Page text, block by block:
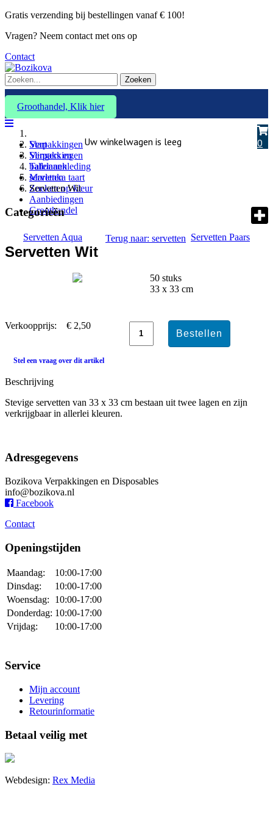
Gratis verzending bij bestellingen vanaf € 100!
Vragen? Neem contact met ons op
Contact
Zoeken
Groothandel, Klik hier
0
Uw winkelwagen is leeg
Verpakkingen
Slingers en
ballonnen
Marlenka taart
Zoeken op kleur
Aanbiedingen
Groothandel
Start
Verpakkingen
Tafelaankleding
servetten
Servetten Wit
Categorieën
Servetten Aqua Servetten Paars
Terug naar: servetten
Servetten Wit
50 stuks
33 x 33 cm
Verkoopprijs: € 2,50
Stel een vraag over dit artikel
Beschrijving
Stevige servetten van 33 x 33 cm bestaan uit twee lagen en zijn
verkrijgbaar in allerlei kleuren.
Adresgegevens
Bozikova Verpakkingen en Disposables
info@bozikova.nl
Facebook
Contact
Openingstijden
Maandag:
10:00-17:00
Dinsdag:
10:00-17:00
Woensdag:
10:00-17:00
Donderdag: 10:00-17:00
Vrijdag:
10:00-17:00
Service
Mijn account
Levering
Retourinformatie
Betaal veilig met
Webdesign: Rex Media